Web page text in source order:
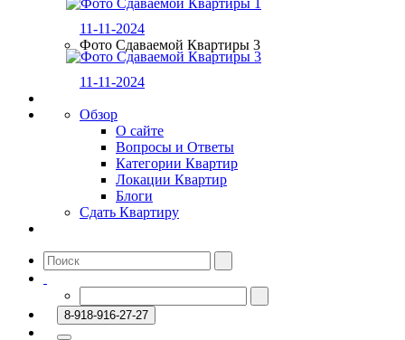
11-11-2024
Фото Сдаваемой Квартиры 3
11-11-2024
Обзор
О сайте
Вопросы и Ответы
Категории Квартир
Локации Квартир
Блоги
Сдать Квартиру
8-918-916-27-27